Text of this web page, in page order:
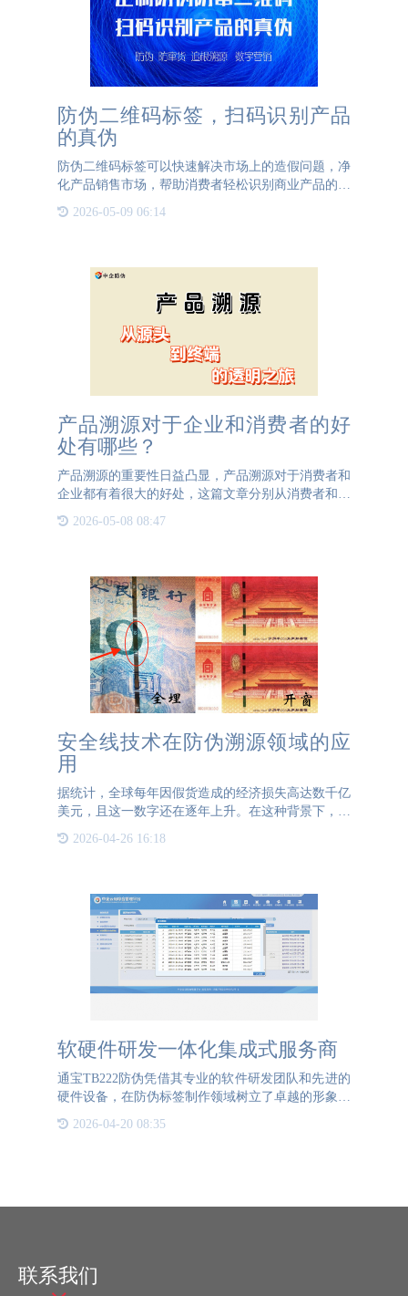
防伪二维码标签，扫码识别产品
的真伪
防伪二维码标签可以快速解决市场上的造假问题，净
化产品销售市场，帮助消费者轻松识别商业产品的真
伪，维护各方利益。防伪二维码标签1、防伪二维码
标签是品牌产品的标准配置。其优点：扫码可以检查
2026-05-09 06:14
产品溯源对于企业和消费者的好
处有哪些？
产品溯源的重要性日益凸显，产品溯源对于消费者和
企业都有着很大的好处，这篇文章分别从消费者和企
品溯源可以让企业更好的管控产品。通过这一系统，
2026-05-08 08:47
安全线技术在防伪溯源领域的应
用
据统计，全球每年因假货造成的经济损失高达数千亿
美元，且这一数字还在逐年上升。在这种背景下，传
维码等虽然具有一定的防伪功能，但容易被复制和篡
2026-04-26 16:18
软硬件研发一体化集成式服务商
通宝TB222防伪凭借其专业的软件研发团队和先进的
硬件设备，在防伪标签制作领域树立了卓越的形象。
软件方面，通宝TB222防伪的研发团队致力于开发出
既符合行业标准又具有前瞻性的软件系统。通宝
2026-04-20 08:35
联系我们